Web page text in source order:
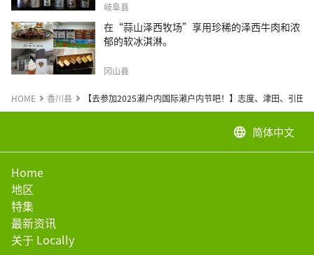
岐阜县
在“蒜山泽西牧场”享用珍稀的泽西牛肉和浓
郁的软冰淇淋。
冈山县
HOME 香川县 【去参加2025濑户内国际濑户内节吧！】志度、津田、引田
language 简体中文
Home
地区
特集
最新资讯
关于 Locally